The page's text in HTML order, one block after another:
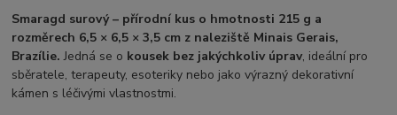
Smaragd surový – přírodní kus o hmotnosti 215 g a
rozměrech 6,5 × 6,5 × 3,5 cm z naleziště Minais Gerais,
Brazílie. Jedná se o kousek bez jakýchkoliv úprav, ideální pro
sběratele, terapeuty, esoteriky nebo jako výrazný dekorativní
kámen s léčivými vlastnostmi.